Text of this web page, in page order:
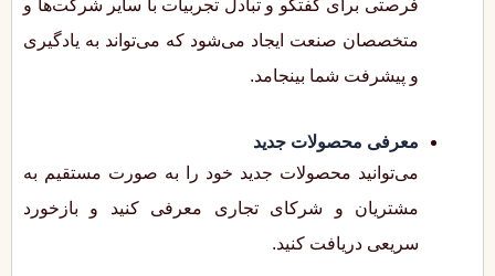
فرصتی برای گفتگو و تبادل تجربیات با سایر شرکت‌ها و
متخصصان صنعت ایجاد می‌شود که می‌تواند به یادگیری
و پیشرفت شما بینجامد.
معرفی محصولات جدید
می‌توانید محصولات جدید خود را به صورت مستقیم به
مشتریان و شرکای تجاری معرفی کنید و بازخورد
سریعی دریافت کنید.